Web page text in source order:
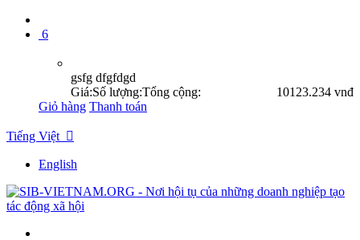
6
gsfg dfgfdgd
Giá:
123.234 vnđ
Số lượng: 10
Tổng cộng:
Giỏ hàng Thanh toán
Tiếng Việt 
English